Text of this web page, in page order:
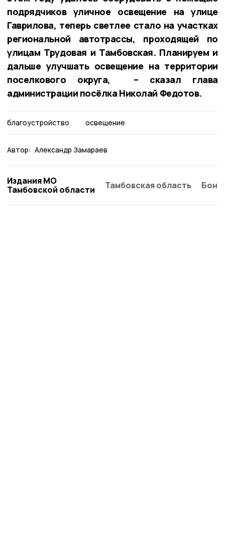
подрядчиков уличное освещение на улице
Гаврилова, теперь светлее стало на участках
региональной автотрассы, проходящей по
улицам Трудовая и Тамбовская. Планируем и
дальше улучшать освещение на территории
поселкового округа, – сказал глава
администрации посёлка Николай Федотов.
благоустройство освещение
Автор: Александр Замараев
Издания МО
Тамбовской области
Тамбовская область